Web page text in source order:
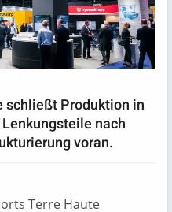
schließt Produktion in
nach
voran.
Terre Haute